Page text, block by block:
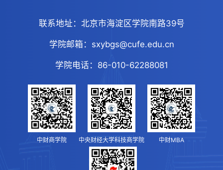
联系地址： 北京市海淀区学院南路39号
学院邮箱： sxybgs@cufe.edu.cn
学院电话： 86-010-62288081
中财商学院 中央财经大学科技商学院 中财MBA